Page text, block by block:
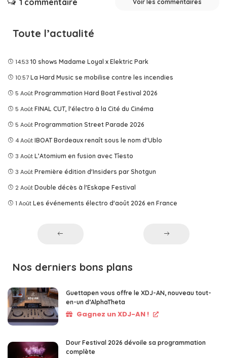
1 commentaire Voir les commentaires
Toute l’actualité
14:53 10 shows Madame Loyal x Elektric Park
10:57 La Hard Music se mobilise contre les incendies
5 Août Programmation Hard Boat Festival 2026
5 Août FINAL CUT, l'électro à la Cité du Cinéma
5 Août Programmation Street Parade 2026
4 Août IBOAT Bordeaux renaît sous le nom d'Ublo
3 Août L’Atomium en fusion avec Tîesto
3 Août Première édition d'Insiders par Shotgun
2 Août Double décès à l'Eskape Festival
1 Août Les événements électro d'août 2026 en France
Nos derniers bons plans
Guettapen vous offre le XDJ-AN, nouveau tout-
en-un d’AlphaTheta
Gagnez un XDJ-AN !
Dour Festival 2026 dévoile sa programmation
complète